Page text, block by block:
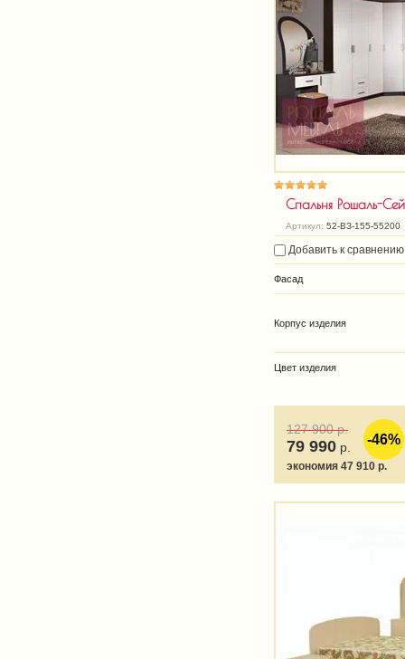
Спальня Рошаль-
Артикул: 52-ВЗ-155-55200
Добавить к сравнению
Фасад
Корпус изделия
Цвет изделия
-46%
127 900р.
79 990 р.
экономия 47 910 р.